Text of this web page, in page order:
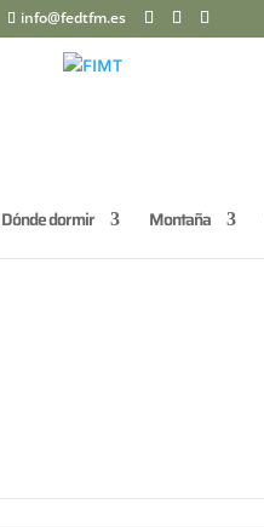
info@fedtfm.es
Dónde dormir Montaña